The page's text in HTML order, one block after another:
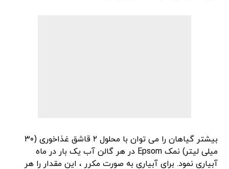
بیشتر گیاهان را می توان با محلول ۲ قاشق غذاخوری (۳۰
میلی لیتر) نمک Epsom در هر گالن آب یک بار در ماه
آبیاری نمود. برای آبیاری به صورت مکرر ، این مقدار را هر